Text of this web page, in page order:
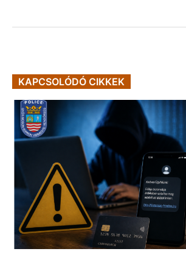
KAPCSOLÓDÓ CIKKEK